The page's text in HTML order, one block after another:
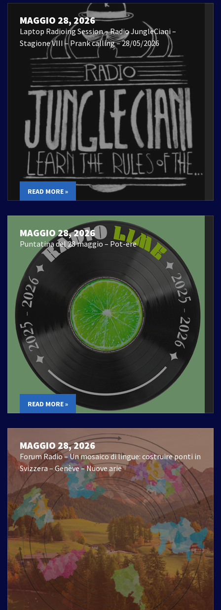
MAGGIO 28, 2026
Laptop Radioing Session – Radio JungleCiani –
Stagione VIII – Prank calling – 28/05/2026
READ MORE »
MAGGIO 28, 2026
Puntatina del 28 maggio – Pot-ere
READ MORE »
MAGGIO 28, 2026
Forum Radio – Un mosaico di lingue: costruire ponti in
Svizzera – Genève – Nuove arie